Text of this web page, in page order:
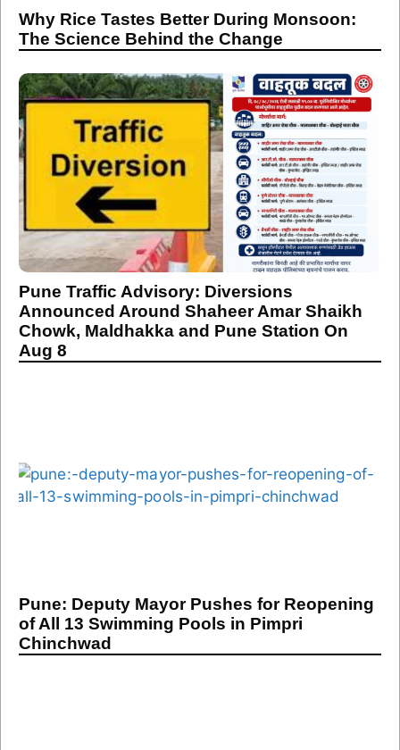
Why Rice Tastes Better During Monsoon:
The Science Behind the Change
Pune Traffic Advisory: Diversions
Announced Around Shaheer Amar Shaikh
Chowk, Maldhakka and Pune Station On
Aug 8
Pune: Deputy Mayor Pushes for Reopening
of All 13 Swimming Pools in Pimpri
Chinchwad